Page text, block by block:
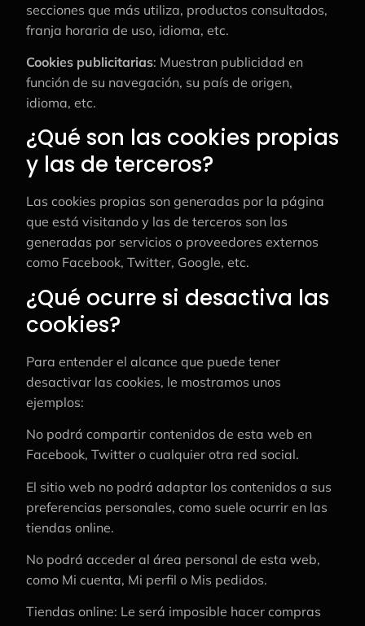
secciones que más utiliza, productos consultados,
franja horaria de uso, idioma, etc.
Cookies publicitarias: Muestran publicidad en
función de su navegación, su país de origen,
idioma, etc.
¿Qué son las cookies propias
y las de terceros?
Las cookies propias son generadas por la página
que está visitando y las de terceros son las
generadas por servicios o proveedores externos
como Facebook, Twitter, Google, etc.
¿Qué ocurre si desactiva las
cookies?
Para entender el alcance que puede tener
desactivar las cookies, le mostramos unos
ejemplos:
No podrá compartir contenidos de esta web en
Facebook, Twitter o cualquier otra red social.
El sitio web no podrá adaptar los contenidos a sus
preferencias personales, como suele ocurrir en las
tiendas online.
No podrá acceder al área personal de esta web,
como Mi cuenta, Mi perfil o Mis pedidos.
Tiendas online: Le será imposible hacer compras